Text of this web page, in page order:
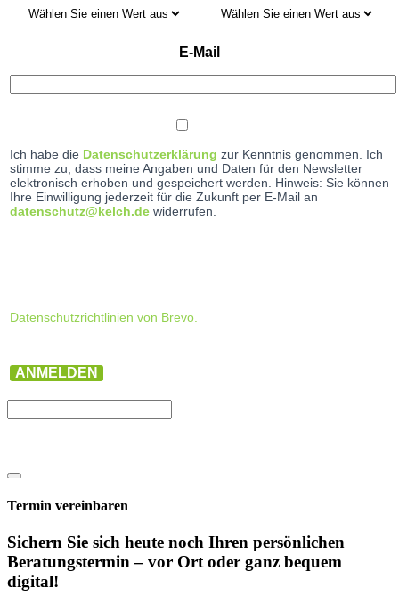
E-Mail
Ich habe die Datenschutzerklärung zur Kenntnis genommen. Ich
stimme zu, dass meine Angaben und Daten für den Newsletter
elektronisch erhoben und gespeichert werden. Hinweis: Sie können
Ihre Einwilligung jederzeit für die Zukunft per E-Mail an
datenschutz@kelch.de widerrufen.
Datenschutzrichtlinien von Brevo.
ANMELDEN
Termin vereinbaren
Sichern Sie sich heute noch Ihren persönlichen
Beratungs­termin – vor Ort oder ganz bequem
digital!